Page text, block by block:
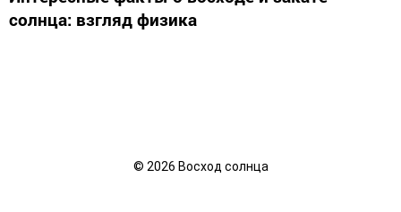
солнца: взгляд физика
© 2026 Восход солнца